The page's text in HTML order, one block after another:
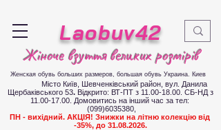
Laobuv42
Жіноче взуття великих розмірів
Женская обувь больших размеров, большая обувь Украина. Киев
Місто Київ, Шевченківський район, вул. Данила
Щербаківського 53. Відкрито: ВТ-ПТ з 11.00-18.00 . СБ-НД з
11.00-17.00. Домовитись на інший час за тел:
(099)6035380
ПН - вихідний. АКЦІЯ! Знижки на літню колекцію від
-35%, до 31.08.2026.